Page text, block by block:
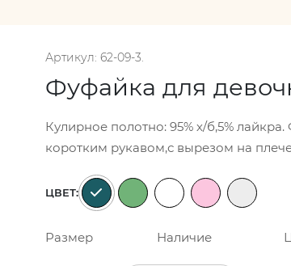
Артикул: 62-09-3.
Фуфайка для
Кулирное полотно: 95% х/б,5%
коротким рукавом,с вырезом на
ЦВЕТ:
Размер Наличие